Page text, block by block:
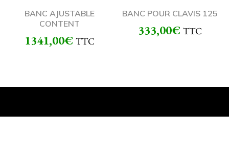
BANC AJUSTABLE
CONTENT
1341,00€ TTC
BANC POUR CLAVIS 125
333,00€ TTC